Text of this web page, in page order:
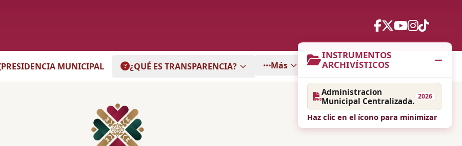
PRESIDENCIA MUNICIPAL ¿QUÉ ES TRANSPARENCIA? Más
INSTRUMENTOS
ARCHIVÍSTICOS
Administracion
Municipal Centralizada. 2026
Haz clic en el ícono para minimizar